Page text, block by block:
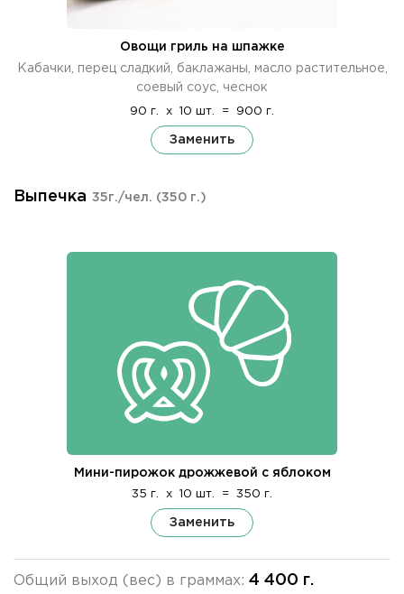
Овощи гриль на шпажке
Кабачки, перец сладкий, баклажаны, масло растительное,
соевый соус, чеснок
90 г. x 10 шт. = 900 г.
Заменить
Выпечка 35г./чел. (350 г.)
Мини-пирожок дрожжевой с яблоком
35 г. x 10 шт. = 350 г.
Заменить
Общий выход (вес) в граммах: 4 400 г.